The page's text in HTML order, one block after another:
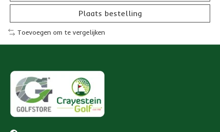
Plaats bestelling
Toevoegen om te vergelijken